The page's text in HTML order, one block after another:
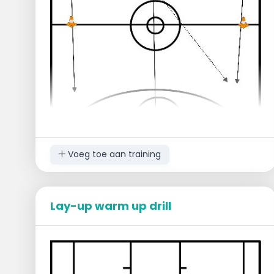
1 groep midden eindlijn
Ballen in het midden
Voeg toe aan training
Lay-up warm up drill